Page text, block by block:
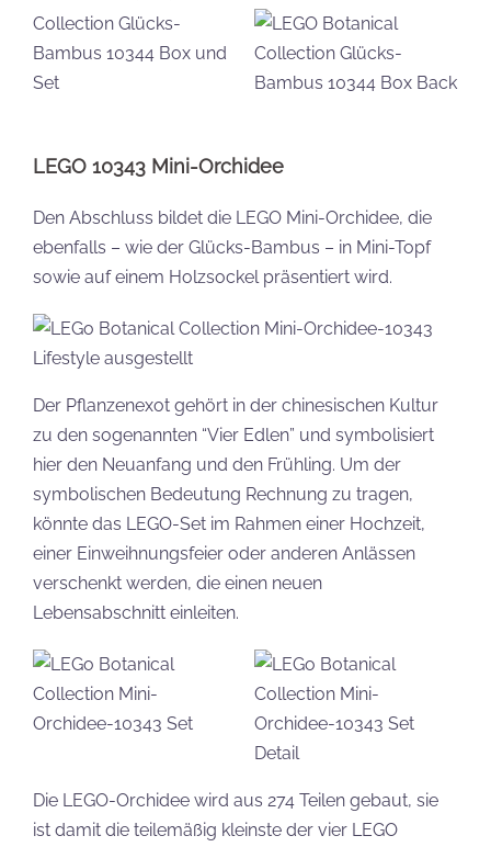
LEGO 10343 Mini-Orchidee
Den Abschluss bildet die LEGO Mini-Orchidee, die
ebenfalls – wie der Glücks-Bambus – in Mini-Topf
sowie auf einem Holzsockel präsentiert wird.
Der Pflanzenexot gehört in der chinesischen Kultur
zu den sogenannten “Vier Edlen” und symbolisiert
hier den Neuanfang und den Frühling. Um der
symbolischen Bedeutung Rechnung zu tragen,
könnte das LEGO-Set im Rahmen einer Hochzeit,
einer Einweihnungsfeier oder anderen Anlässen
verschenkt werden, die einen neuen
Lebensabschnitt einleiten.
Die LEGO-Orchidee wird aus 274 Teilen gebaut, sie
ist damit die teilemäßig kleinste der vier LEGO